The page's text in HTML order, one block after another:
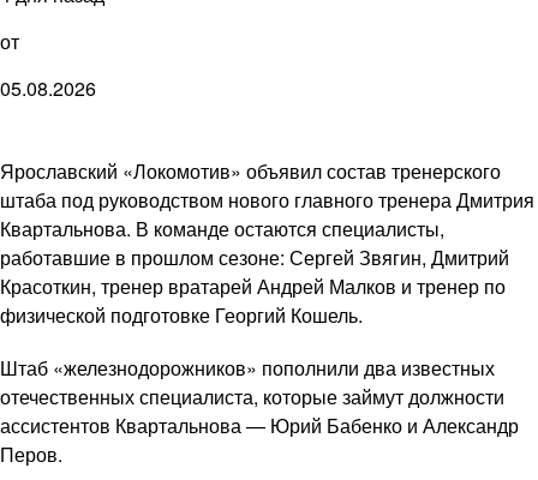
от
05.08.2026
Ярославский «Локомотив» объявил состав тренерского
штаба под руководством нового главного тренера Дмитрия
Квартальнова. В команде остаются специалисты,
работавшие в прошлом сезоне: Сергей Звягин, Дмитрий
Красоткин, тренер вратарей Андрей Малков и тренер по
физической подготовке Георгий Кошель.
Штаб «железнодорожников» пополнили два известных
отечественных специалиста, которые займут должности
ассистентов Квартальнова — Юрий Бабенко и Александр
Перов.